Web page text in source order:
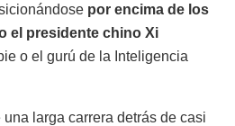
por encima de los
el presidente chino Xi
o el gurú de la Inteligencia
larga carrera detrás de casi